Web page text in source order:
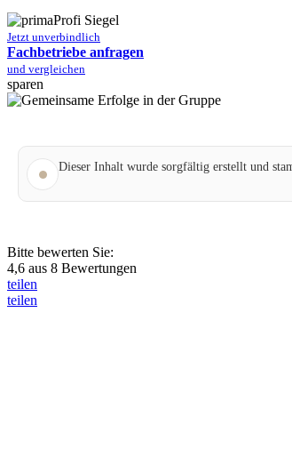
Jetzt unverbindlich
Fachbetriebe anfragen
und vergleichen
sparen
Dieser Inhalt wurde sorgfältig erstellt und
Bitte bewerten Sie:
4,6 aus 8 Bewertungen
teilen
teilen